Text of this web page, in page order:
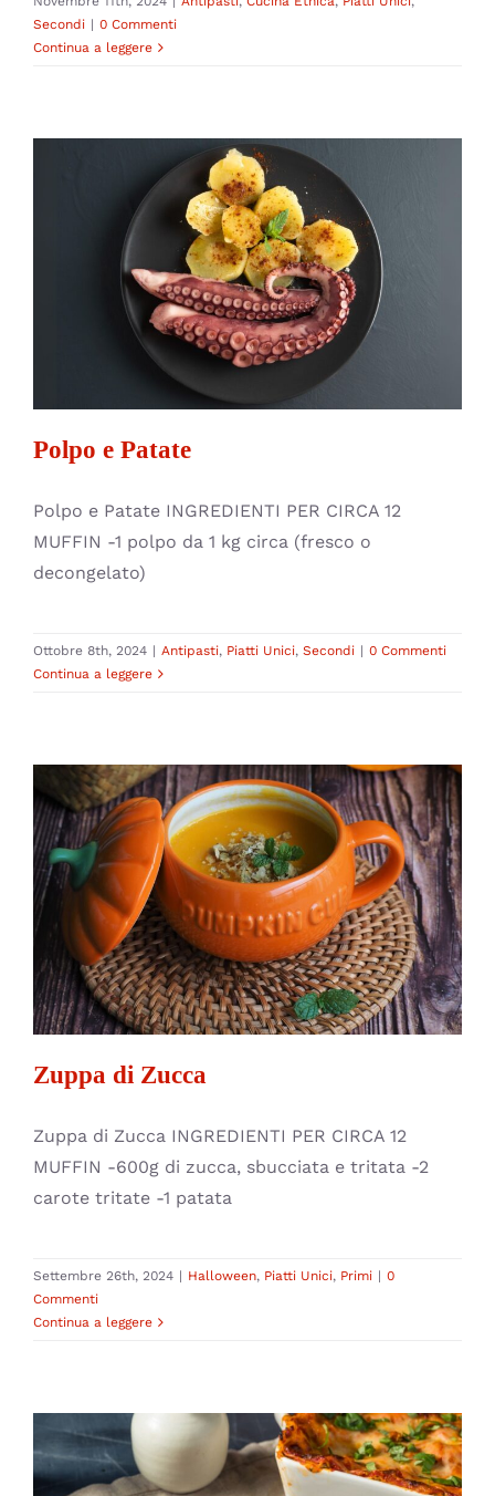
Secondi | 0 Commenti
Continua a leggere
Polpo e Patate
Antipasti Piatti Unici Secondi
Polpo e Patate
Polpo e Patate INGREDIENTI PER CIRCA 12
MUFFIN -1 polpo da 1 kg circa (fresco o
decongelato)
Ottobre 8th, 2024 | Antipasti, Piatti Unici, Secondi | 0 Commenti
Continua a leggere
Zuppa di Zucca
Halloween Piatti Unici Primi
Zuppa di Zucca
Zuppa di Zucca INGREDIENTI PER CIRCA 12
MUFFIN -600g di zucca, sbucciata e tritata -2
carote tritate -1 patata
Settembre 26th, 2024 | Halloween, Piatti Unici, Primi | 0
Commenti
Continua a leggere